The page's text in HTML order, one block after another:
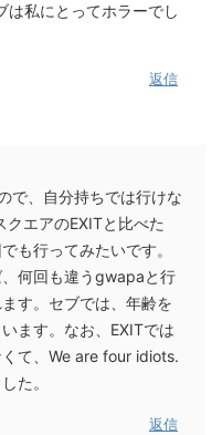
は私にとってホラーでし
返信
で、自分持ちでは行けな
クエアのEXITと比べた
も行ってみたいです。
何回も違うgwapaと行
す。セブでは、年齢を
ます。なお、EXITでは
て、We are four idiots.
た。
返信